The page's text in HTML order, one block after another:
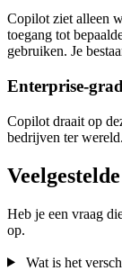
Copilot ziet alleen
toegang tot
gebruiken. Je
Enterprise-
Copilot draait op
bedrijven ter
Heb je een vraag
op.
Wat is het